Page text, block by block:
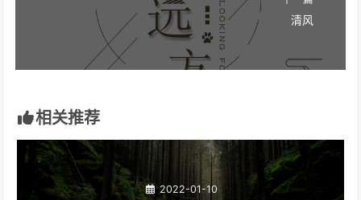
清风
相关推荐
2022-01-10